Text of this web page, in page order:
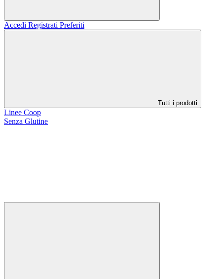
Accedi Registrati Preferiti
Tutti i prodotti
Linee Coop
Senza Glutine